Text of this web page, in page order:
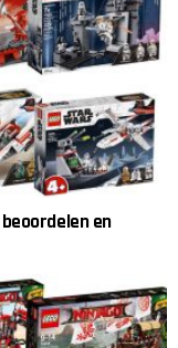
beoordelen en